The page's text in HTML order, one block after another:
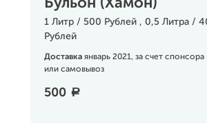
Бульон (Хамон)
1 Литр / 500 Рублей , 0,5 Литра /
Рублей
Доставка январь 2021, за счет спонсора
или самовывоз
500 a